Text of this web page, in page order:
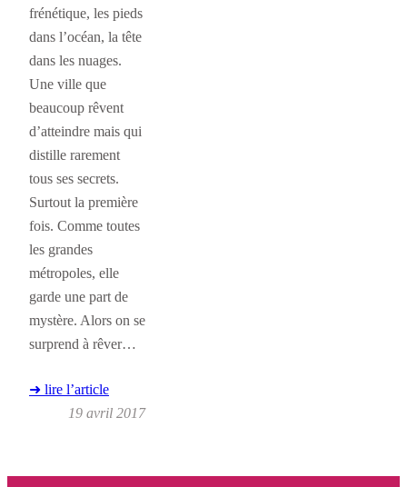
frénétique, les pieds
dans l’océan, la tête
dans les nuages.
Une ville que
beaucoup rêvent
d’atteindre mais qui
distille rarement
tous ses secrets.
Surtout la première
fois. Comme toutes
les grandes
métropoles, elle
garde une part de
mystère. Alors on se
surprend à rêver…
➜ lire l’article
19 avril 2017